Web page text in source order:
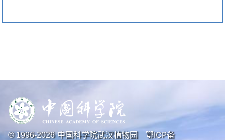
© 1996-2026中国科学院武汉植物园 鄂ICP备